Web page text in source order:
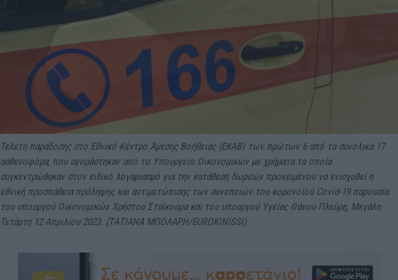
Τελετή παράδοσης στο Εθνικό Κέντρο Άμεσης Βοήθειας (ΕΚΑΒ) των πρώτων 6 από τα συνολικά 17
ασθενοφόρα, που αγοράστηκαν από το Υπουργείο Οικονομικών με χρήματα τα οποία
συγκεντρώθηκαν στον ειδικό λογαριασμό για την κατάθεση δωρεών προκειμένου να ενισχυθεί η
εθνική προσπάθεια πρόληψης και αντιμετώπισης των συνεπειών του κορονοϊού Covid-19 παρουσία
του υπουργού Οικονομικών Χρήστου Σταϊκούρα και του υπουργού Υγείας Θάνου Πλεύρη, Μεγάλη
Τετάρτη 12 Απριλίου 2023. (ΤΑΤΙΑΝΑ ΜΠΟΛΑΡΗ/EUROKINISSI)